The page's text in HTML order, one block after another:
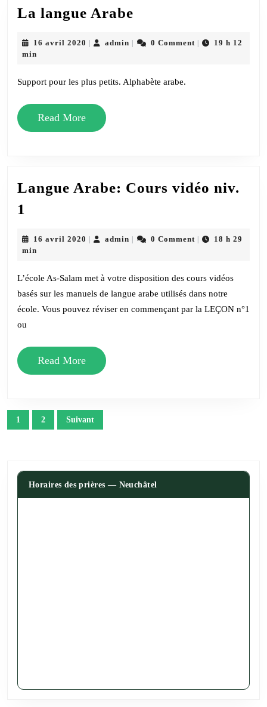
La langue Arabe
Arabe
16 avril 2020 16
admin admin0 Comment
19 h 12
min
Support pour les plus petits. Alphabète arabe.
Read MoreRead
More
Langue Arabe: Cours vidéo niv.
1
Cours
niv.
1
16 avril 2020 16
admin admin0 Comment
18 h 29
min
L’école As-Salam met à votre disposition des cours vidéos
basés sur les manuels de langue arabe utilisés dans notre
école. Vous pouvez réviser en commençant par la LEÇON n°1
ou
Read MoreRead
More
Navigation
des
1 2 Suivant
Horaires des prières — Neuchâtel